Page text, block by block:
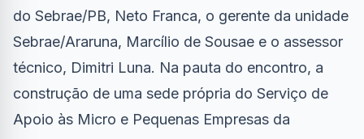
do Sebrae/PB, Neto Franca, o gerente da unidade
Sebrae/Araruna, Marcílio de Sousae e o assessor
técnico, Dimitri Luna. Na pauta do encontro, a
construção de uma sede própria do Serviço de
Apoio às Micro e Pequenas Empresas da